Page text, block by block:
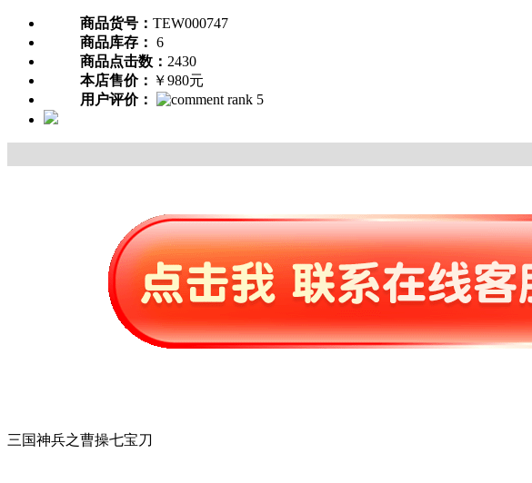
商品货号： TEW000747
商品库存： 6
商品点击数： 2430
本店售价： ￥980元
用户评价：
三国神兵之曹操七宝刀